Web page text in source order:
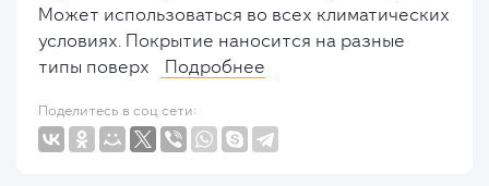
Может использоваться во всех климатических
условиях. Покрытие наносится на разные
типы поверх
Подробнее
Поделитесь в соц.сети: